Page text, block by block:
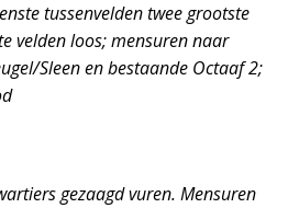
tussenvelden twee grootste
velden loos; mensuren naar
Sleen en bestaande Octaaf 2;
gezaagd vuren. Mensuren